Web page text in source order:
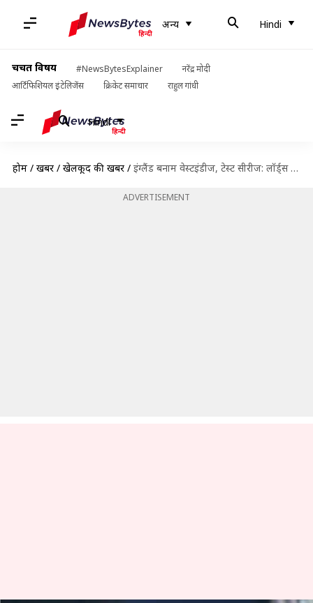
अन्य Hindi
चर्चित विषय #NewsBytesExplainer
नरेंद्र मोदी
आर्टिफिशियल इंटेलिजेंस
क्रिकेट समाचार राहुल गांधी
Hindi
होम / खबरें / खेलकूद की खबरें / इंग्लैंड बनाम वेस्टइंडीज, टेस्ट सीरीज: लॉर्ड्स क्रिकेट ग्राउंड पर सबसे ज्यादा रन बनाने वाले बल्लेबाज
ADVERTISEMENT